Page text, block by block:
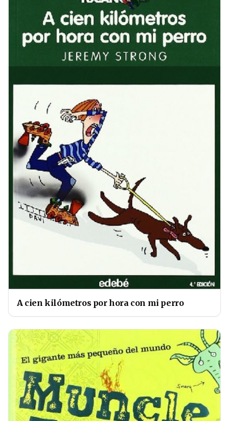
A cien kilómetros por hora con mi perro